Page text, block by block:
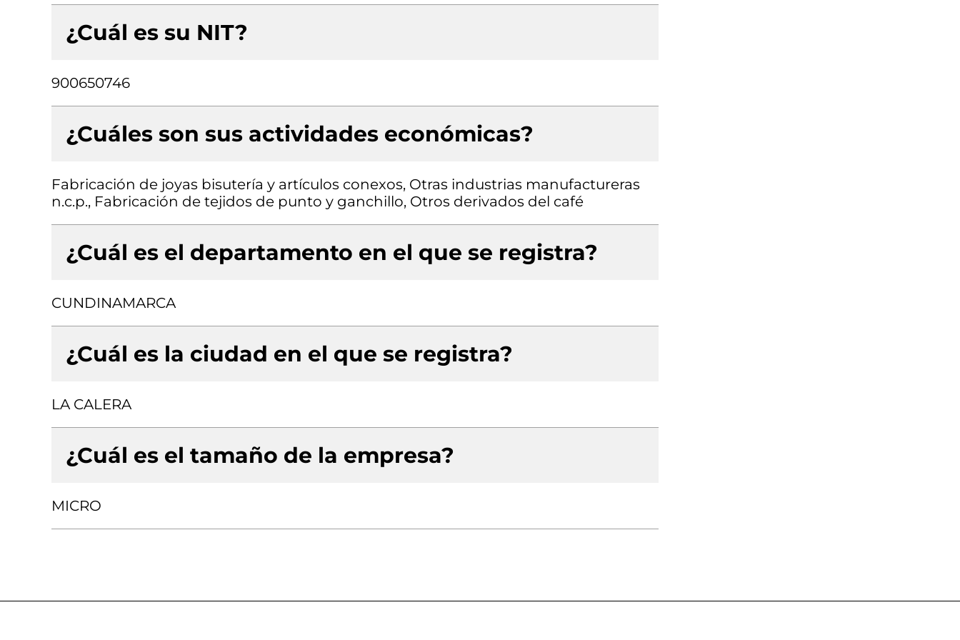
¿Cuál es su NIT?
900650746
¿Cuáles son sus actividades económicas?
Fabricación de joyas bisutería y artículos conexos, Otras industrias manufactureras
n.c.p., Fabricación de tejidos de punto y ganchillo, Otros derivados del café
¿Cuál es el departamento en el que se registra?
CUNDINAMARCA
¿Cuál es la ciudad en el que se registra?
LA CALERA
¿Cuál es el tamaño de la empresa?
MICRO